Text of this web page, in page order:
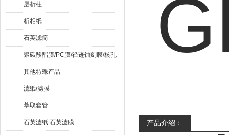
层析柱
析相纸
石英滤筒
聚碳酸酯膜/PC膜/径迹蚀刻膜/核孔
膜
其他特殊产品
滤纸/滤膜
萃取套管
石英滤纸 石英滤膜 产品介绍：